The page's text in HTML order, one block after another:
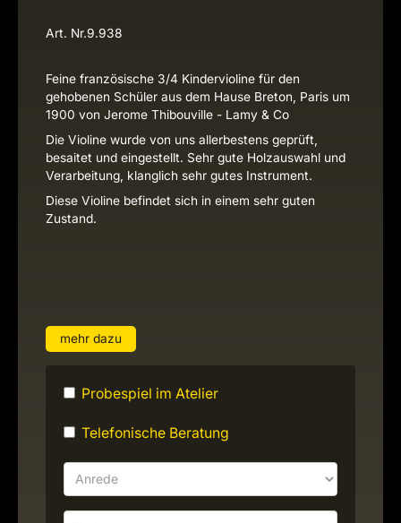
Art. Nr.9.938
Feine französische 3/4 Kindervioline für den
gehobenen Schüler aus dem Hause Breton, Paris um
1900 von Jerome Thibouville - Lamy & Co
Die Violine wurde von uns allerbestens geprüft,
besaitet und eingestellt. Sehr gute Holzauswahl und
Verarbeitung, klanglich sehr gutes Instrument.
Diese Violine befindet sich in einem sehr guten
Zustand.
mehr dazu
Probespiel im Atelier
Telefonische Beratung